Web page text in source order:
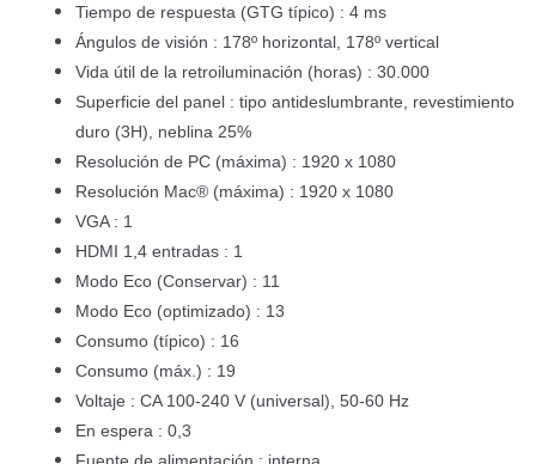
Tiempo de respuesta (GTG típico) : 4 ms
Ángulos de visión : 178º horizontal, 178º vertical
Vida útil de la retroiluminación (horas) : 30.000
Superficie del panel : tipo antideslumbrante, revestimiento
duro (3H), neblina 25%
Resolución de PC (máxima) : 1920 x 1080
Resolución Mac® (máxima) : 1920 x 1080
VGA : 1
HDMI 1,4 entradas : 1
Modo Eco (Conservar) : 11
Modo Eco (optimizado) : 13
Consumo (típico) : 16
Consumo (máx.) : 19
Voltaje : CA 100-240 V (universal), 50-60 Hz
En espera : 0,3